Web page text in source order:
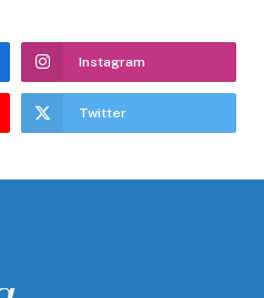
Instagram
Twitter